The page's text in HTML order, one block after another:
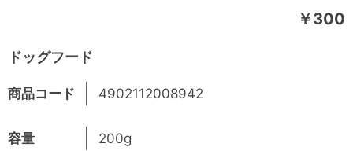
ドッグフード
￥300
商品コード 4902112008942
容量 200g